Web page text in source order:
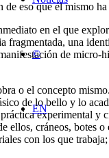
©
EN
de eso que él mismo
en el que
una
de
o el concepto
de lo bello y lo
experimental
ellos, cráneos,
con los que